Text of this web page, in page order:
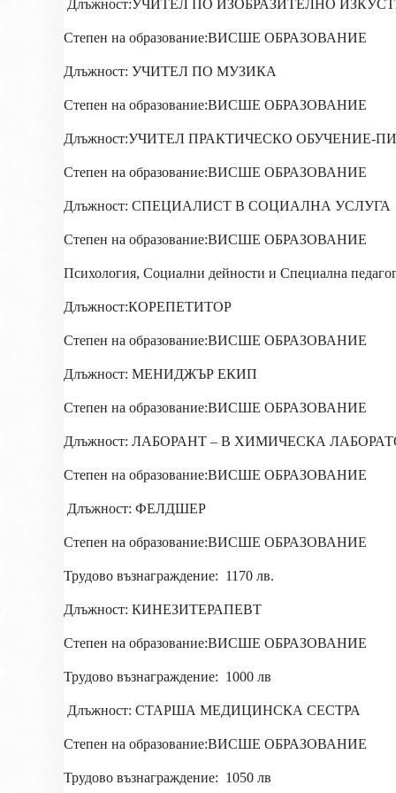
Длъжност:УЧИТЕЛ ПО ИЗОБРАЗИТЕЛНО
Степен на образование:ВИСШЕ ОБРАЗОВАНИЕ
Длъжност: УЧИТЕЛ ПО МУЗИКА
Степен на образование:ВИСШЕ ОБРАЗОВАНИЕ
Длъжност:УЧИТЕЛ ПРАКТИЧЕСКО ОБУЧЕНИЕ-
Степен на образование:ВИСШЕ ОБРАЗОВАНИЕ
Длъжност: СПЕЦИАЛИСТ В СОЦИАЛНА УСЛУГА
Степен на образование:ВИСШЕ ОБРАЗОВАНИЕ
Психология, Социални дейности и Специална
Длъжност:КОРЕПЕТИТОР
Степен на образование:ВИСШЕ ОБРАЗОВАНИЕ
Длъжност: МЕНИДЖЪР ЕКИП
Степен на образование:ВИСШЕ ОБРАЗОВАНИЕ
Длъжност: ЛАБОРАНТ – В ХИМИЧЕСКА
Степен на образование:ВИСШЕ ОБРАЗОВАНИЕ
Длъжност: ФЕЛДШЕР
Степен на образование:ВИСШЕ ОБРАЗОВАНИЕ
Трудово възнаграждение: 1170 лв.
Длъжност: КИНЕЗИТЕРАПЕВТ
Степен на образование:ВИСШЕ ОБРАЗОВАНИЕ
Трудово възнаграждение: 1000 лв
Длъжност: СТАРША МЕДИЦИНСКА СЕСТРА
Степен на образование:ВИСШЕ ОБРАЗОВАНИЕ
Трудово възнаграждение: 1050 лв